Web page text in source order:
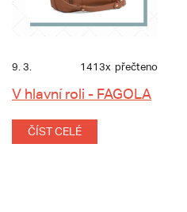
9. 3. 1413x přečteno
V hlavní roli - FAGOLA
ČÍST CELÉ